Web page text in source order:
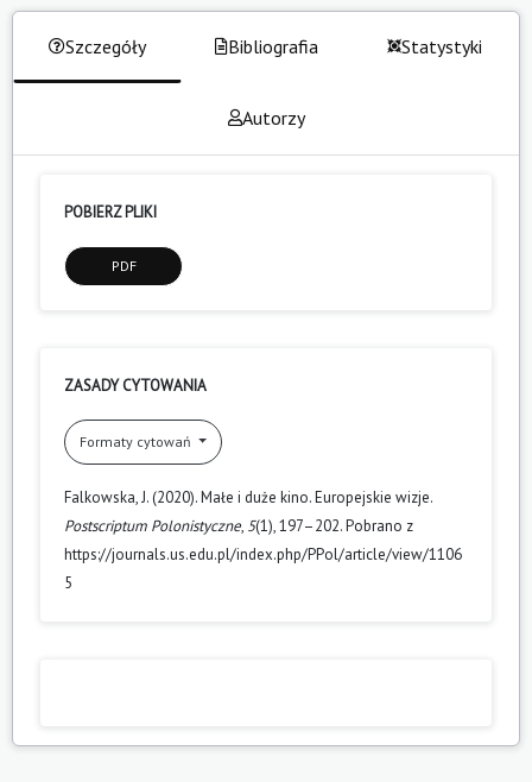
Szczegóły Bibliografia Statystyki
Autorzy
POBIERZ PLIKI
PDF
ZASADY CYTOWANIA
Formaty cytowań
Falkowska, J. (2020). Małe i duże kino. Europejskie wizje.
Postscriptum Polonistyczne, 5(1), 197–202. Pobrano z
https://journals.us.edu.pl/index.php/PPol/article/view/1106
5